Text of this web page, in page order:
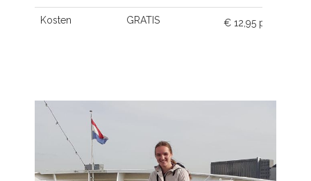
Kosten GRATIS € 12,95 p.m.